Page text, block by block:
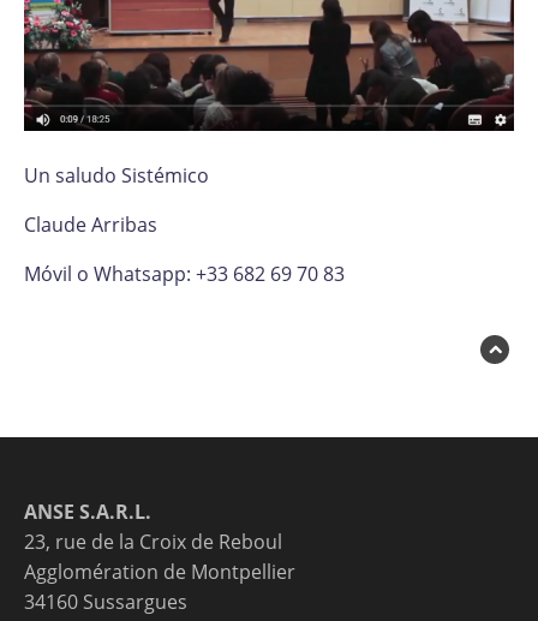
Un saludo Sistémico
Claude Arribas
Móvil o Whatsapp: +33 682 69 70 83
ANSE S.A.R.L.
23, rue de la Croix de Reboul
Agglomération de Montpellier
34160 Sussargues